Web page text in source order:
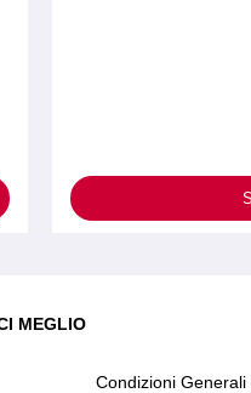
MEGLIO
Condizioni Generali